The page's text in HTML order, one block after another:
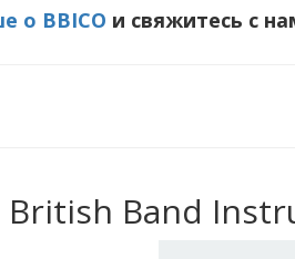
о BBICO и свяжитесь с
British Band